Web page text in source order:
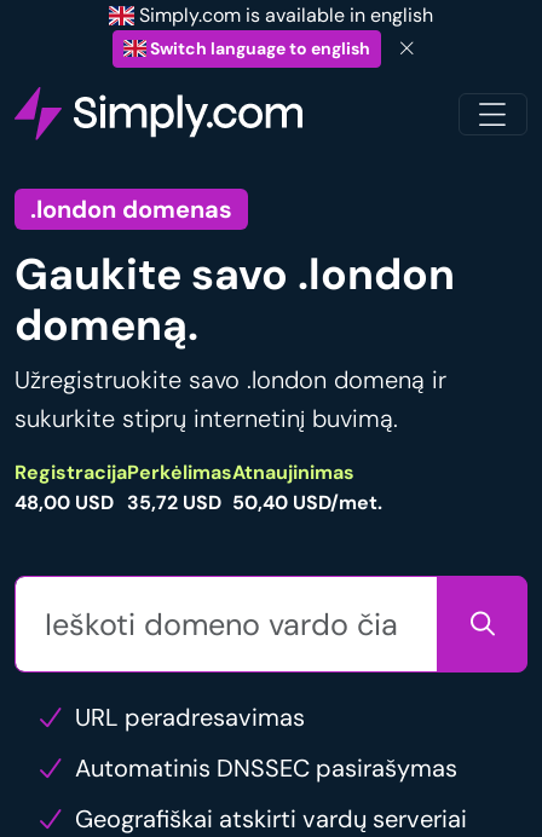
Simply.com is available in english
Switch language to english
.london domenas
Gaukite savo .london
domeną.
Užregistruokite savo .london domeną ir
sukurkite stiprų internetinį buvimą.
Registracija
48,00 USD
Perkėlimas
35,72 USD
Atnaujinimas
50,40 USD/met.
URL peradresavimas
Automatinis DNSSEC pasirašymas
Geografiškai atskirti vardų serveriai